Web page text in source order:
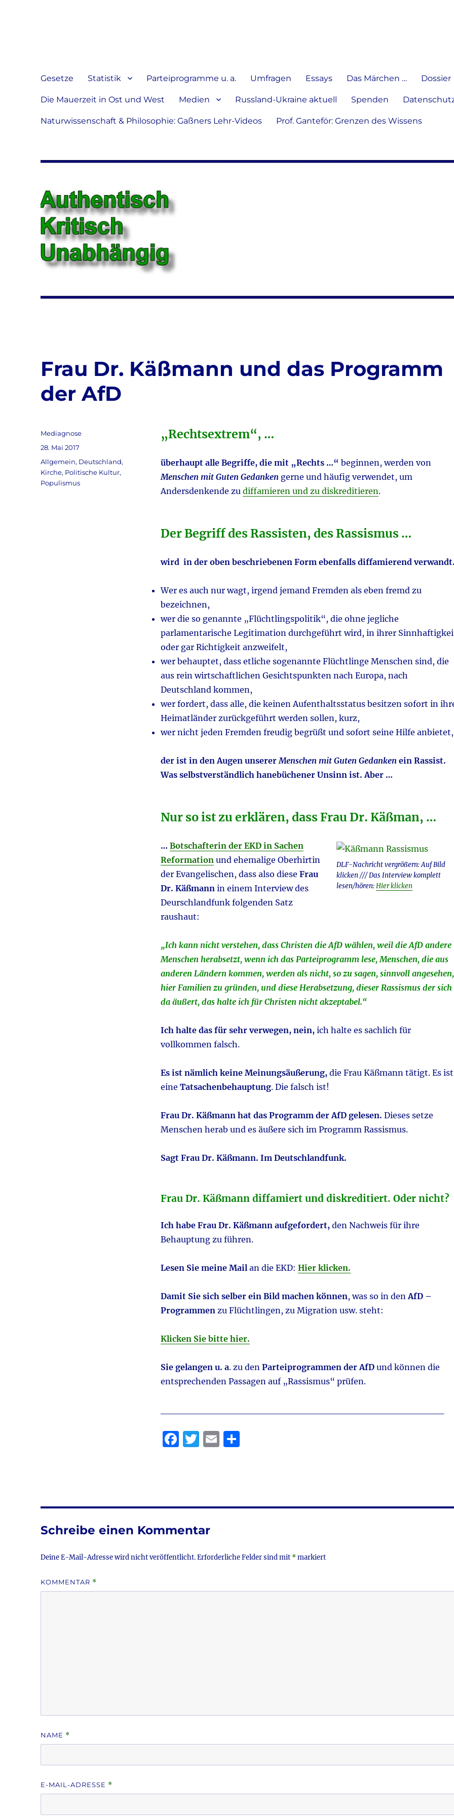
verbreiten
Gesetze Statistik Parteiprogramme u. a. Umfragen Essays Das Märchen … Dossier
Die Mauerzeit in Ost und West Medien Russland-Ukraine aktuell Spenden
Naturwissenschaft & Philosophie: Gaßners Lehr-Videos Prof. Ganteför: Grenzen des Wissens
Frau Dr. Käßmann und das Programm
der AfD
„Rechtsextrem“, …
überhaupt alle Begriffe, die mit „Rechts …“ beginnen, werden von
Menschen mit Guten Gedankengerne und häufig verwendet, um
Andersdenkende zu diffamieren und zu diskreditieren.
Der Begriff des Rassisten, des Rassismus …
wird in der oben beschriebenen Form ebenfalls diffamierend
Wer es auch nur wagt, irgend jemand Fremden als eben fremd zu
bezeichnen,
wer die so genannte „Flüchtlingspolitik“, die ohne jegliche
parlamentarische Legitimation durchgeführt wird, in ihrer
oder gar Richtigkeit anzweifelt,
wer behauptet, dass etliche sogenannte Flüchtlinge Menschen sind, die
aus rein wirtschaftlichen Gesichtspunkten nach Europa, nach
Deutschland kommen,
wer fordert, dass alle, die keinen Aufenthaltsstatus besitzen sofort in
Heimatländer zurückgeführt werden sollen, kurz,
wer nicht jeden Fremden freudig begrüßt und sofort seine Hilfe anbietet,
der ist in den Augen unsererMenschen mit Guten Gedankenein Rassist.
Was selbstverständlich hanebüchener Unsinn ist. Aber …
Nur so ist zu erklären, dass Frau Dr. Käßman, …
DLF-Nachricht vergrößern: Auf Bild
klicken /// Das Interview komplett
lesen/hören:Hier klicken
… Botschafterin der EKD in Sachen
Reformationund ehemalige Oberhirtin
der Evangelischen, dass also diese Frau
Dr. Käßmannin einem Interview des
Deurschlandfunk folgenden Satz
raushaut:
„Ich kann nicht verstehen, dass Christen die AfD wählen, weil die AfD andere
Menschen herabsetzt, wenn ich das Parteiprogramm lese, Menschen, die aus
anderen Ländern kommen, werden als nicht, so zu sagen, sinnvoll angesehen,
hier Familien zu gründen, und diese Herabsetzung, dieser Rassismus der sich
da äußert, das halte ich für Christen nicht akzeptabel.“
Ich halte das für sehr verwegen, nein,ich halte es sachlich für
vollkommen falsch.
Es ist nämlich keine Meinungsäußerung,die Frau Käßmann tätigt. Es ist
eine Tatsachenbehauptung. Die falsch ist!
Frau Dr. Käßmann hat das Programm der AfD gelesen. Dieses setze
Menschen herab und es äußere sich im Programm Rassismus.
Sagt Frau Dr. Käßmann. Im Deutschlandfunk.
Frau Dr. Käßmann diffamiert und diskreditiert. Oder nicht?
Ich habe Frau Dr. Käßmann aufgefordert,den Nachweis für ihre
Behauptung zu führen.
Lesen Sie meine Mailan die EKD: Hier klicken.
Damit Sie sich selber ein Bild machen können, was so in denAfD –
Programmenzu Flüchtlingen, zu Migration usw. steht:
Klicken Sie bitte hier.
Sie gelangen u. a. zu denParteiprogrammen der AfDund können die
entsprechenden Passagen auf „Rassismus“ prüfen.
F
b
o
k
T
r
E T
Autor
Mediagnose
Veröffentlicht
am
28. Mai 2017
Kategorien
Allgemein, Deutschland,
Kirche, Politische Kultur,
Populismus
Schreibe einen Kommentar
Deine E-Mail-Adresse wird nicht veröffentlicht.Erforderliche Felder sind mit *markiert
KOMMENTAR *
NAME *
E-MAIL-ADRESSE *